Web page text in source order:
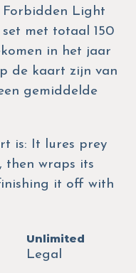
Light
met totaal 150
in het jaar
de kaart zijn van
gemiddelde
is: It lures prey
then wraps its
it off with
Unlimited
Legal